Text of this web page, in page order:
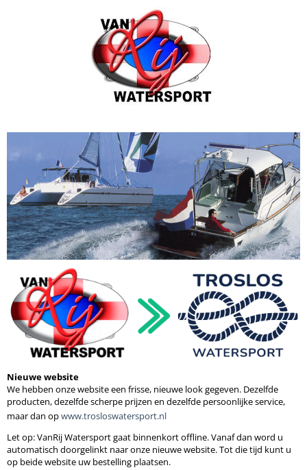
Nieuwe website
We hebben onze website een frisse, nieuwe look gegeven. Dezelfde
producten, dezelfde scherpe prijzen en dezelfde persoonlijke service,
maar dan opwww.trosloswatersport.nl
Let op: VanRij Watersport gaat binnenkortoffline. Vanaf dan word u
automatisch doorgelinkt naar onze nieuwe website. Tot die tijd kunt u
op beide website uw bestelling plaatsen.